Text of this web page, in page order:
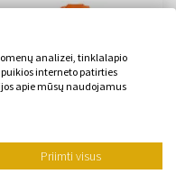
laikrodis
Laikrodis - Vyrų
analizei, tinklalapio
interneto patirties
apie mūsų naudojamus
Priimti visus